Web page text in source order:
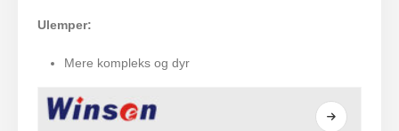
Ulemper:
Mere kompleks og dyr